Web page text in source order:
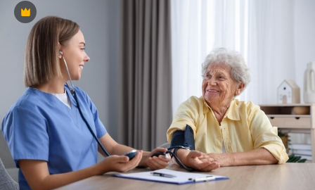
Premium